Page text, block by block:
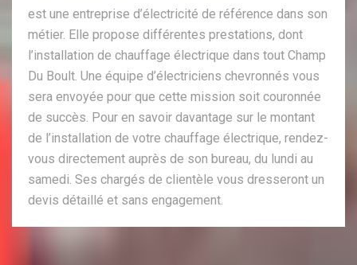
est une entreprise d’électricité de référence dans son
métier. Elle propose différentes prestations, dont
l’installation de chauffage électrique dans tout Champ
Du Boult. Une équipe d’électriciens chevronnés vous
sera envoyée pour que cette mission soit couronnée
de succès. Pour en savoir davantage sur le montant
de l’installation de votre chauffage électrique, rendez-
vous directement auprès de son bureau, du lundi au
samedi. Ses chargés de clientèle vous dresseront un
devis détaillé et sans engagement.